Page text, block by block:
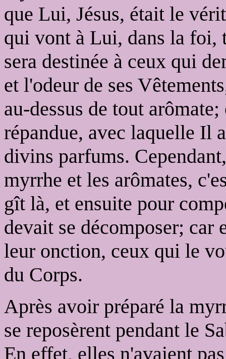
que Lui, Jésus, était le
qui vont à Lui, dans la foi,
sera destinée à ceux qui
et l'odeur de ses
au-dessus de tout
répandue, avec laquelle Il
divins parfums.
myrrhe et les arômates,
gît là, et ensuite pour
devait se décomposer; car
leur onction, ceux qui le
du Corps.
Après avoir préparé la
se reposèrent pendant le
En effet, elles n'avaient